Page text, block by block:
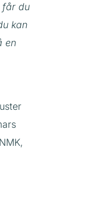
får du
kan
en